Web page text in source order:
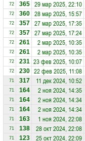
72 365 29 мар 2025, 22:10
72 360 28 мар 2025, 15:57
72 357 27 мар 2025, 17:35
72 357 27 мар 2025, 17:24
72 261 2 мар 2025, 10:35
72 261 2 мар 2025, 10:35
72 231 23 фев 2025, 10:07
72 230 22 фев 2025, 11:08
71 317 11 дек 2024, 10:52
71 164 2 ноя 2024, 14:35
71 164 2 ноя 2024, 14:34
71 164 2 ноя 2024, 14:34
71 163 1 ноя 2024, 22:08
71 138 28 окт 2024, 22:08
71 123 25 окт 2024, 22:09